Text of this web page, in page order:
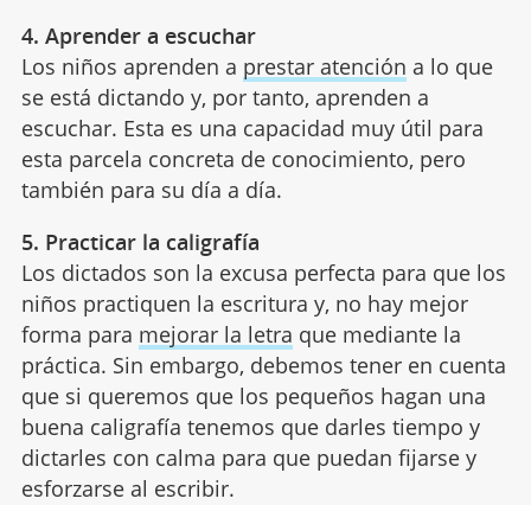
4. Aprender a escuchar
Los niños aprenden a prestar atención a lo que
se está dictando y, por tanto, aprenden a
escuchar. Esta es una capacidad muy útil para
esta parcela concreta de conocimiento, pero
también para su día a día.
5. Practicar la caligrafía
Los dictados son la excusa perfecta para que los
niños practiquen la escritura y, no hay mejor
forma para mejorar la letra que mediante la
práctica. Sin embargo, debemos tener en cuenta
que si queremos que los pequeños hagan una
buena caligrafía tenemos que darles tiempo y
dictarles con calma para que puedan fijarse y
esforzarse al escribir.